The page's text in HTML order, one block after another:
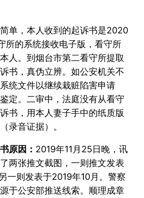
单，本人收到的起诉书是2020
所的系统接收电子版，看守所
人。到烟台市第二看守所提取
书，真伪立辨。如公安机关不
统文件以继续栽赃陷害申请
定。二审中，法庭没有从看守
书，用本人妻子手中的纸质版
录音证据）。
原因： 2019年11月25日晚，讯
两张推文截图，一则推文发表
一则发表于2019年10月。警察
于公安部推送线索。顺理成章